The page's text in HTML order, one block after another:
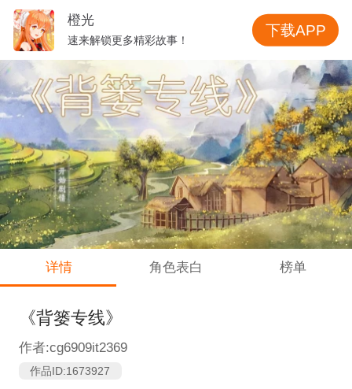
详情 角色表白 榜单
《背篓专线》
作者:cg6909it2369
作品ID:1673927
橙光
速来解锁更多精彩故事！
下载APP